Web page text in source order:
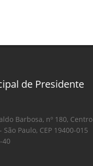
de Presidente
Barbosa, nº 180, Centro
Paulo, CEP 19400-015
40